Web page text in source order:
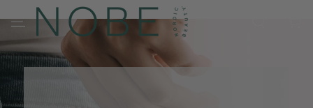
ZUM INHALT
SPRINGEN